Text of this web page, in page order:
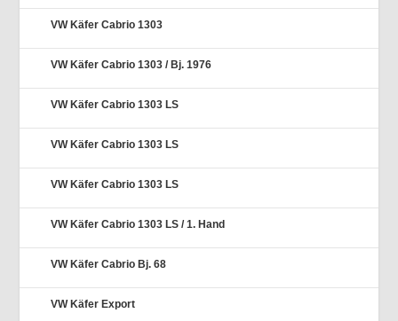
VW Käfer Cabrio 1303
VW Käfer Cabrio 1303 / Bj. 1976
VW Käfer Cabrio 1303 LS
VW Käfer Cabrio 1303 LS
VW Käfer Cabrio 1303 LS
VW Käfer Cabrio 1303 LS / 1. Hand
VW Käfer Cabrio Bj. 68
VW Käfer Export